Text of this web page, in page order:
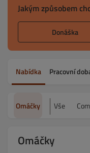
Jakým způsobem
Donáška
Nabídka Pracovní
Omáčky Vše
Omáčky